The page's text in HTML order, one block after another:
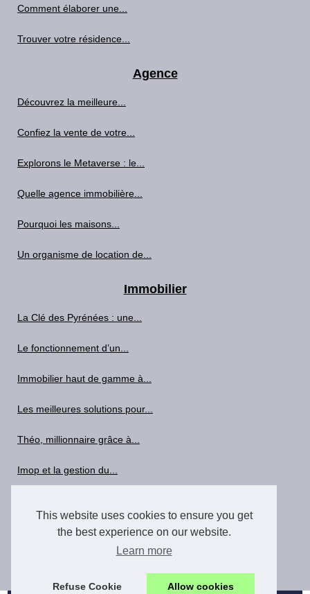
This website uses cookies to ensure you get
the best experience on our website.
Learn more
Refuse Cookie Allow cookies
Comment élaborer une...
Trouver votre résidence...
Agence
Découvrez la meilleure...
Confiez la vente de votre...
Explorons le Metaverse : le...
Quelle agence immobilière...
Pourquoi les maisons...
Un organisme de location de...
Immobilier
La Clé des Pyrénées : une...
Le fonctionnement d’un...
Immobilier haut de gamme à...
Les meilleures solutions pour...
Théo, millionnaire grâce à...
Imop et la gestion du...
AJC Béarn : 15 Ans...